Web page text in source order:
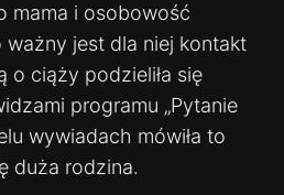
mama i osobowość
jest dla niej kontakt
o ciąży podzieliła się
programu „Pytanie
wywiadach mówiła to
duża rodzina.